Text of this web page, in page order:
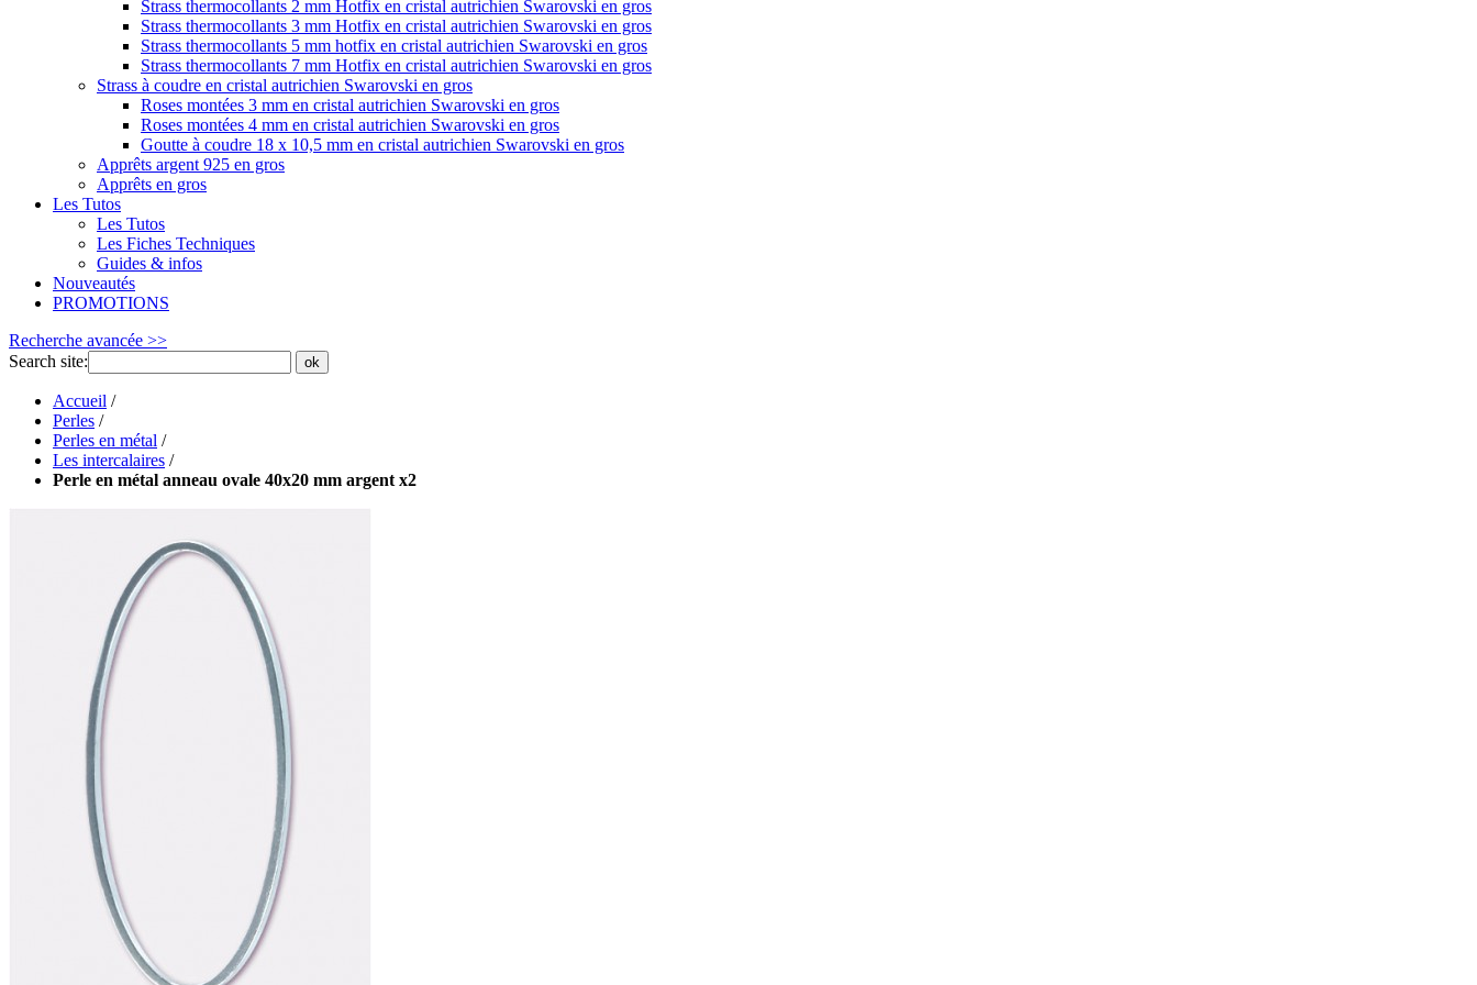
Strass thermocollants 2 mm Hotfix en cristal autrichien Swarovski en gros
Strass thermocollants 3 mm Hotfix en cristal autrichien Swarovski en gros
Strass thermocollants 5 mm hotfix en cristal autrichien Swarovski en gros
Strass thermocollants 7 mm Hotfix en cristal autrichien Swarovski en gros
Strass à coudre en cristal autrichien Swarovski en gros
Roses montées 3 mm en cristal autrichien Swarovski en gros
Roses montées 4 mm en cristal autrichien Swarovski en gros
Goutte à coudre 18 x 10,5 mm en cristal autrichien Swarovski en gros
Apprêts argent 925 en gros
Apprêts en gros
Les Tutos
Les Tutos
Les Fiches Techniques
Guides & infos
Nouveautés
PROMOTIONS
Recherche avancée >>
Search site:
ok
Accueil /
Perles /
Perles en métal /
Les intercalaires /
Perle en métal anneau ovale 40x20 mm argent x2